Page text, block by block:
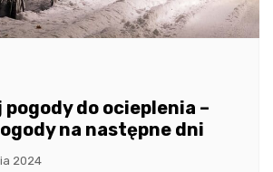
pogody do ocieplenia –
na następne dni
2024